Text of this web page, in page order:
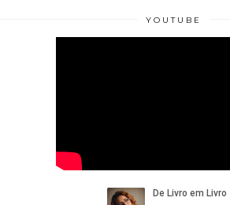
YOUTUBE